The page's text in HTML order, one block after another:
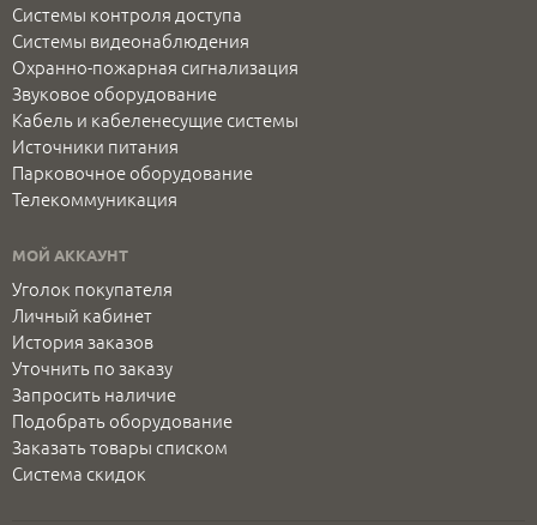
Системы контроля доступа
Системы видеонаблюдения
Охранно-пожарная сигнализация
Звуковое оборудование
Кабель и кабеленесущие системы
Источники питания
Парковочное оборудование
Телекоммуникация
МОЙ АККАУНТ
Уголок покупателя
Личный кабинет
История заказов
Уточнить по заказу
Запросить наличие
Подобрать оборудование
Заказать товары списком
Система скидок